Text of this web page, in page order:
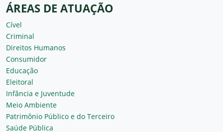
ÁREAS DE ATUAÇÃO
Cível
Criminal
Direitos Humanos
Consumidor
Educação
Eleitoral
Infância e Juventude
Meio Ambiente
Patrimônio Público e do Terceiro
Saúde Pública